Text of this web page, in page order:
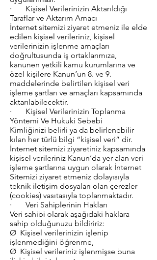
· Kişisel Verilerinizin Aktarıldığı
Taraflar ve Aktarım Amacı
İnternet sitemizi ziyaret etmeniz ile elde
edilen kişisel verileriniz, kişisel
verilerinizin işlenme amaçları
doğrultusunda iş ortaklarımıza,
kanunen yetkili kamu kurumlarına ve
özel kişilere Kanun’un 8. ve 9.
maddelerinde belirtilen kişisel veri
işleme şartları ve amaçları kapsamında
aktarılabilecektir.
· Kişisel Verilerinizin Toplanma
Yöntemi Ve Hukuki Sebebi
Kimliğinizi belirli ya da belirlenebilir
kılan her türlü bilgi “kişisel veri” dir.
İnternet sitemizi ziyaretiniz kapsamında
kişisel verileriniz Kanun’da yer alan veri
işleme şartlarına uygun olarak İnternet
Sitemizi ziyaret etmeniz dolayısıyla
teknik iletişim dosyaları olan çerezler
(cookies) vasıtasıyla toplanmaktadır.
· Veri Sahiplerinin Hakları
Veri sahibi olarak aşağıdaki haklara
sahip olduğunuzu bildiririz:
Ø Kişisel verilerinizin işlenip
işlenmediğini öğrenme,
Ø Kişisel verileriniz işlenmişse buna